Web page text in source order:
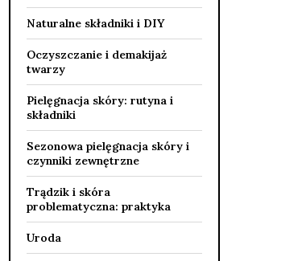
Naturalne składniki i DIY
Oczyszczanie i demakijaż
twarzy
Pielęgnacja skóry: rutyna i
składniki
Sezonowa pielęgnacja skóry i
czynniki zewnętrzne
Trądzik i skóra
problematyczna: praktyka
Uroda